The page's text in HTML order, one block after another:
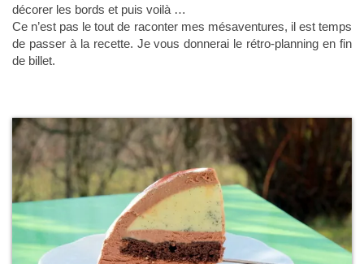
décorer les bords et puis voilà …
Ce n’est pas le tout de raconter mes mésaventures, il est temps
de passer à la recette. Je vous donnerai le rétro-planning en fin
de billet.